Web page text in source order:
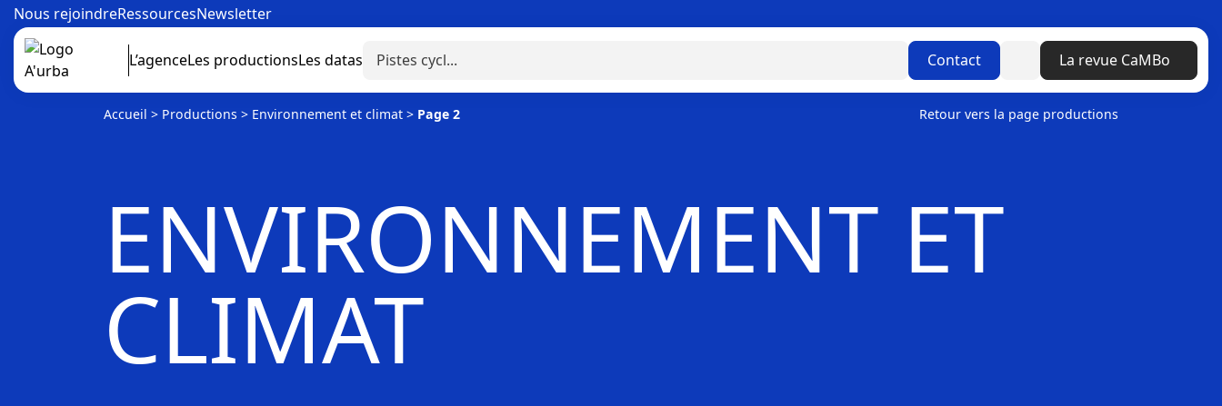
Nous rejoindreRessourcesNewsletter
L’agenceLes productionsLes datas Contact LinkedinLa revue CaMBo
Accueil > Productions > Environnement et climat > Page 2 Retour vers la page productions
ENVIRONNEMENT ET
CLIMAT